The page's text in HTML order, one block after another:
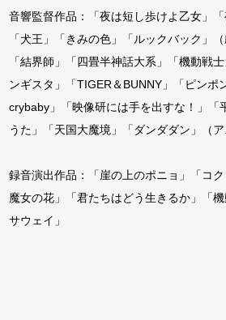
音響監督作品：「夜は短し歩けよ乙女」「
「犬王」「きみの色」「ルックバック」（
「結界師」「四畳半神話大系」「機動戦
ンギスタ」「TIGER＆BUNNY」「ピンポ
crybaby」「映像研には手を出すな！」「
うた」「天国大魔境」「ダンダダン」（ア
録音演出作品：「崖の上のポニョ」「コ
魔女の花」「君たちはどう生きるか」「
サウェイ」